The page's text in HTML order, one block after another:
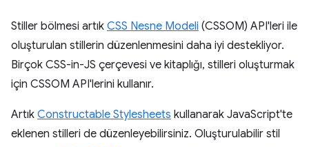
Stiller bölmesi artık CSS Nesne Modeli (CSSOM) API'leri ile
oluşturulan stillerin düzenlenmesini daha iyi destekliyor.
Birçok CSS-in-JS çerçevesi ve kitaplığı, stilleri oluşturmak
için CSSOM API'lerini kullanır.
Artık Constructable Stylesheets kullanarak JavaScript'te
eklenen stilleri de düzenleyebilirsiniz. Oluşturulabilir stil